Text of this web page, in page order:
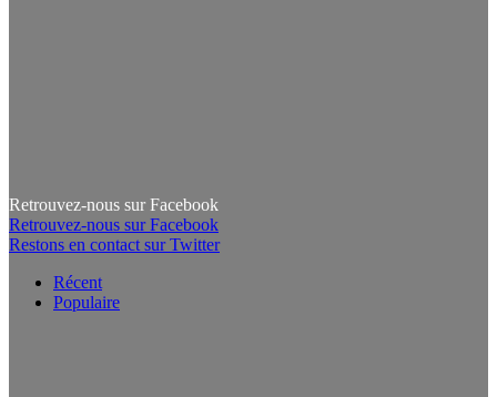
Retrouvez-nous sur Facebook
Retrouvez-nous sur Facebook
Restons en contact sur Twitter
Récent
Populaire